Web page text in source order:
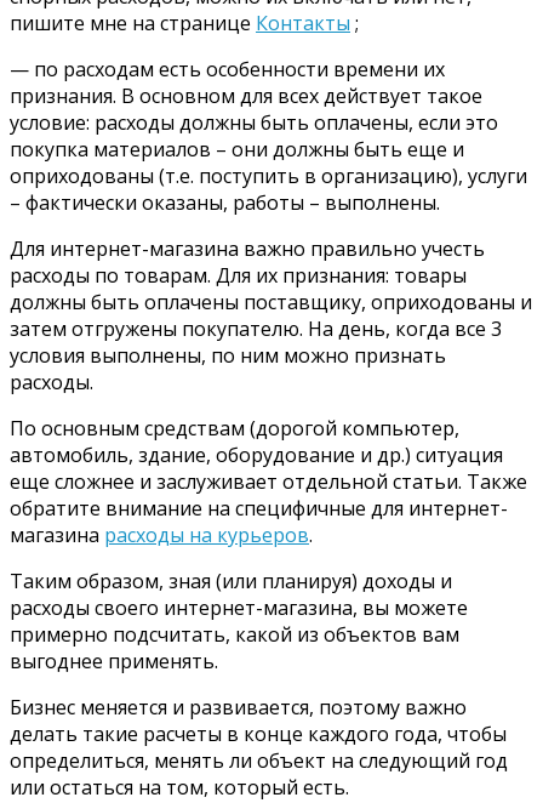
пишите мне на странице Контакты ;
— по расходам есть особенности времени их
признания. В основном для всех действует такое
условие: расходы должны быть оплачены, если это
покупка материалов – они должны быть еще и
оприходованы (т.е. поступить в организацию), услуги
– фактически оказаны, работы – выполнены.
Для интернет-магазина важно правильно учесть
расходы по товарам. Для их признания: товары
должны быть оплачены поставщику, оприходованы и
затем отгружены покупателю. На день, когда все 3
условия выполнены, по ним можно признать
расходы.
По основным средствам (дорогой компьютер,
автомобиль, здание, оборудование и др.) ситуация
еще сложнее и заслуживает отдельной статьи. Также
обратите внимание на специфичные для интернет-
магазина расходы на курьеров.
Таким образом, зная (или планируя) доходы и
расходы своего интернет-магазина, вы можете
примерно подсчитать, какой из объектов вам
выгоднее применять.
Бизнес меняется и развивается, поэтому важно
делать такие расчеты в конце каждого года, чтобы
определиться, менять ли объект на следующий год
или остаться на том, который есть.